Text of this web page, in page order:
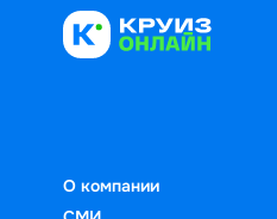
О компании